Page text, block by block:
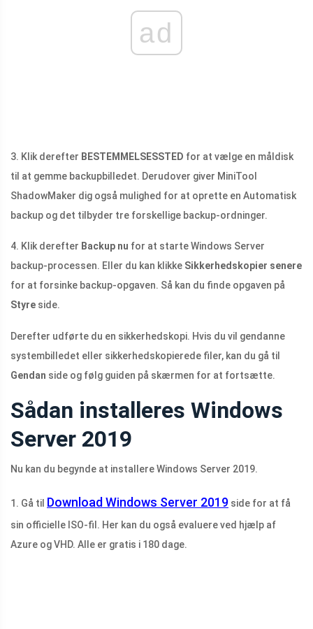
ad
3. Klik derefter BESTEMMELSESSTED for at vælge en måldisk
til at gemme backupbilledet. Derudover giver MiniTool
ShadowMaker dig også mulighed for at oprette en Automatisk
backup og det tilbyder tre forskellige backup-ordninger.
4. Klik derefter Backup nu for at starte Windows Server
backup-processen. Eller du kan klikke Sikkerhedskopier senere
for at forsinke backup-opgaven. Så kan du finde opgaven på
Styre side.
Derefter udførte du en sikkerhedskopi. Hvis du vil gendanne
systembilledet eller sikkerhedskopierede filer, kan du gå til
Gendan side og følg guiden på skærmen for at fortsætte.
Sådan installeres Windows
Server 2019
Nu kan du begynde at installere Windows Server 2019.
1. Gå til Download Windows Server 2019 side for at få
sin officielle ISO-fil. Her kan du også evaluere ved hjælp af
Azure og VHD. Alle er gratis i 180 dage.